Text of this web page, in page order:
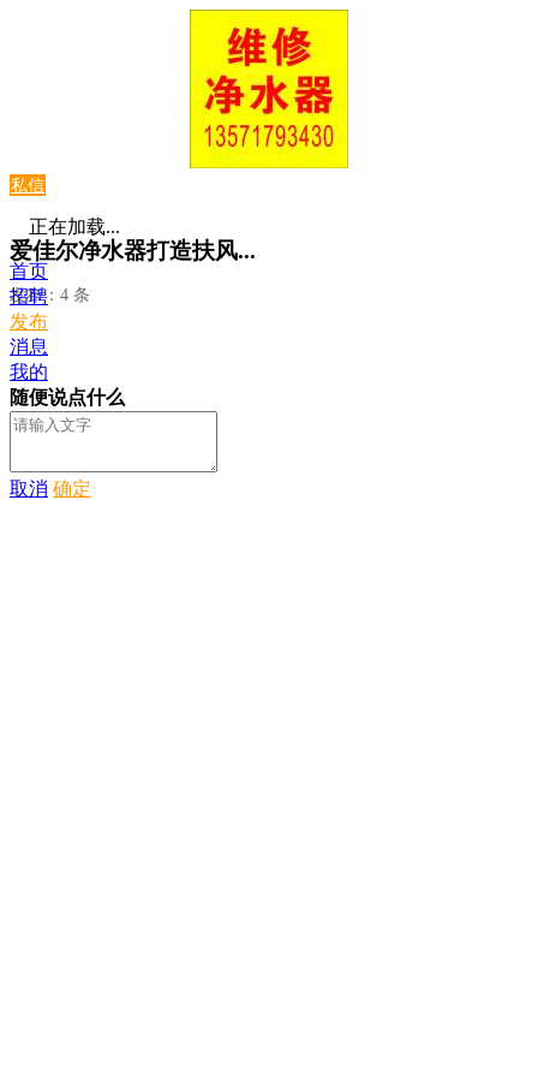
私信
爱佳尔净水器打造扶风...
发布：4 条
正在加载...
首页
招聘
发布
消息
我的
随便说点什么
取消 确定